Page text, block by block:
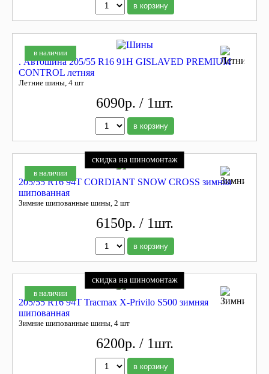
в корзину
в наличии
. Автошина 205/55 R16 91H GISLAVED PREMIUM
CONTROL летняя
Летние шины, 4 шт
6090р. / 1шт.
в корзину
в наличии
скидка на шиномонтаж
205/55 R16 94T CORDIANT SNOW CROSS зимняя
шипованная
Зимние шипованные шины, 2 шт
6150р. / 1шт.
в корзину
в наличии
скидка на шиномонтаж
205/55 R16 94T Tracmax X-Privilo S500 зимняя
шипованная
Зимние шипованные шины, 4 шт
6200р. / 1шт.
в корзину